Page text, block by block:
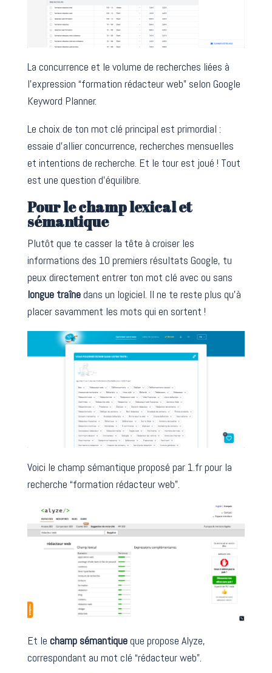
La concurrence et le volume de recherches liées à
l’expression “formation rédacteur web” selon Google
Keyword Planner.
Le choix de ton mot clé principal est primordial :
essaie d’allier concurrence, recherches mensuelles
et intentions de recherche. Et le tour est joué ! Tout
est une question d’équilibre.
Pour le champ lexical et
sémantique
Plutôt que te casser la tête à croiser les
informations des 10 premiers résultats Google, tu
peux directement entrer ton mot clé avec ou sans
longue traînedans un logiciel. Il ne te reste plus qu’à
placer savamment les mots qui en sortent !
Voici le champ sémantique proposé par 1.fr pour la
recherche “formation rédacteur web”.
Et le champ sémantiqueque propose Alyze,
correspondant au mot clé “rédacteur web”.